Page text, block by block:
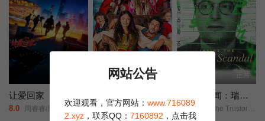
让爱回家
8.0 周睿睿/周睿睿/
正片
6.0 Ceyda/Kasabalı/费拉特·阿尔拜伦/
正片
Trustor丑闻：瑞典金融案内幕
9.0 Inside the Trustor Scandal/Trustor/
网站公告
欢迎观看，官方网站： www.716089
2.xyz ，联系QQ： 7160892 ，点击我